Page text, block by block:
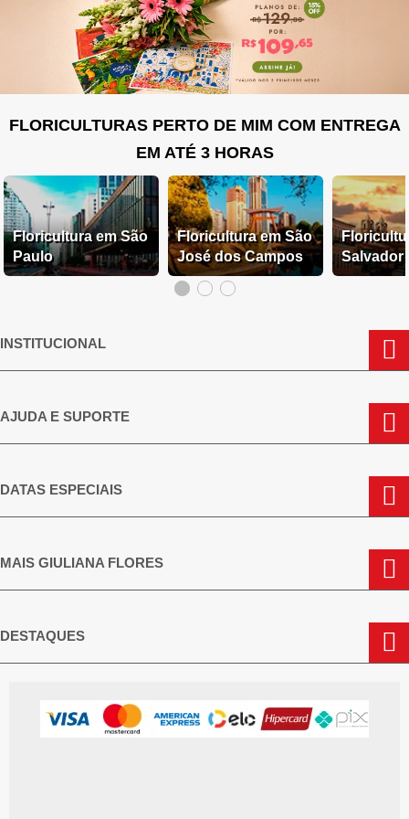
FLORICULTURAS PERTO DE MIM COM ENTREGA
EM ATÉ 3 HORAS
Floricultura em São
Paulo
Floricultura em São
José dos Campos
Salvador
INSTITUCIONAL
AJUDA E SUPORTE
DATAS ESPECIAIS
MAIS GIULIANA FLORES
DESTAQUES